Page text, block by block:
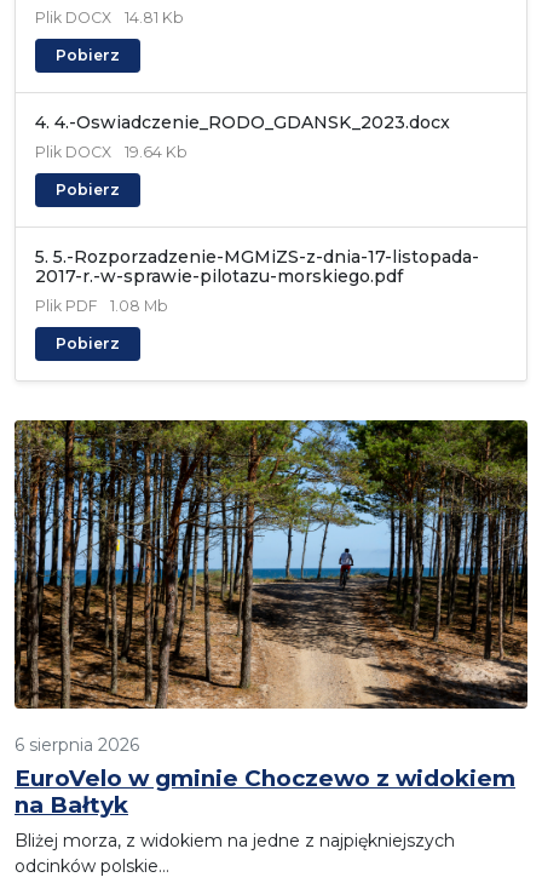
Plik DOCX 14.81 Kb
Pobierz
4. 4.-Oswiadczenie_RODO_GDANSK_2023.docx
Plik DOCX 19.64 Kb
Pobierz
5. 5.-Rozporzadzenie-MGMiZS-z-dnia-17-listopada-
2017-r.-w-sprawie-pilotazu-morskiego.pdf
Plik PDF 1.08 Mb
Pobierz
6 sierpnia 2026
EuroVelo w gminie Choczewo z widokiem
na Bałtyk
Bliżej morza, z widokiem na jedne z najpiękniejszych
odcinków polskie…